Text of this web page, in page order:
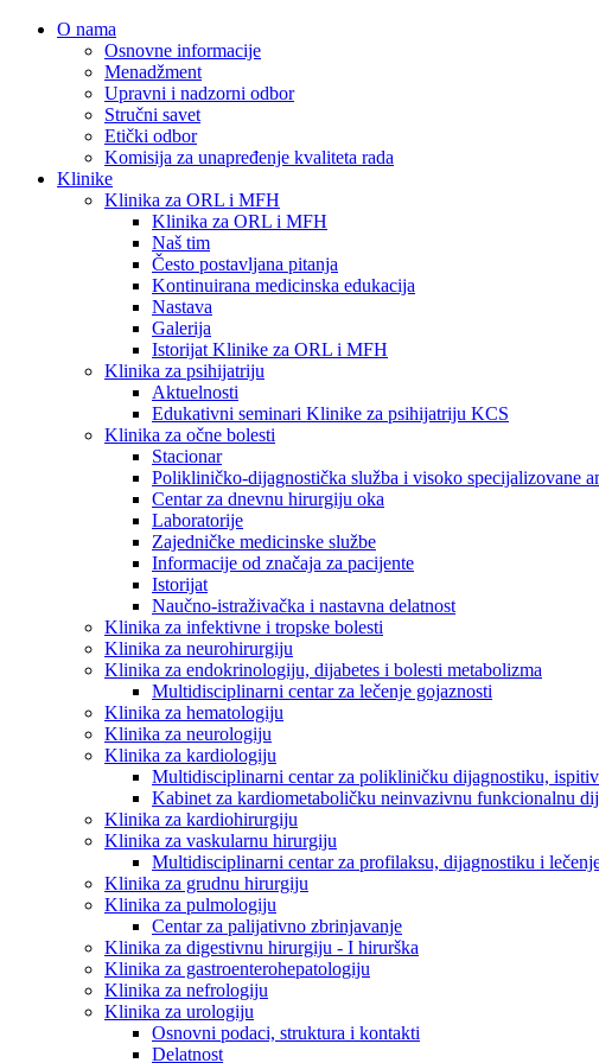
O nama
Osnovne informacije
Menadžment
Upravni i nadzorni odbor
Stručni savet
Etički odbor
Komisija za unapređenje kvaliteta rada
Klinike
Klinika za ORL i MFH
Klinika za ORL i MFH
Naš tim
Često postavljana pitanja
Kontinuirana medicinska edukacija
Nastava
Galerija
Istorijat Klinike za ORL i MFH
Klinika za psihijatriju
Aktuelnosti
Edukativni seminari Klinike za psihijatriju KCS
Klinika za očne bolesti
Stacionar
Polikliničko-dijagnostička služba i visoko specijalizovane
Centar za dnevnu hirurgiju oka
Laboratorije
Zajedničke medicinske službe
Informacije od značaja za pacijente
Istorijat
Naučno-istraživačka i nastavna delatnost
Klinika za infektivne i tropske bolesti
Klinika za neurohirurgiju
Klinika za endokrinologiju, dijabetes i bolesti metabolizma
Multidisciplinarni centar za lečenje gojaznosti
Klinika za hematologiju
Klinika za neurologiju
Klinika za kardiologiju
Multidisciplinarni centar za polikliničku dijagnostiku,
Kabinet za kardiometaboličku neinvazivnu funkcionalnu
Klinika za kardiohirurgiju
Klinika za vaskularnu hirurgiju
Multidisciplinarni centar za profilaksu, dijagnostiku i
Klinika za grudnu hirurgiju
Klinika za pulmologiju
Centar za palijativno zbrinjavanje
Klinika za digestivnu hirurgiju - I hirurška
Klinika za gastroenterohepatologiju
Klinika za nefrologiju
Klinika za urologiju
Osnovni podaci, struktura i kontakti
Delatnost